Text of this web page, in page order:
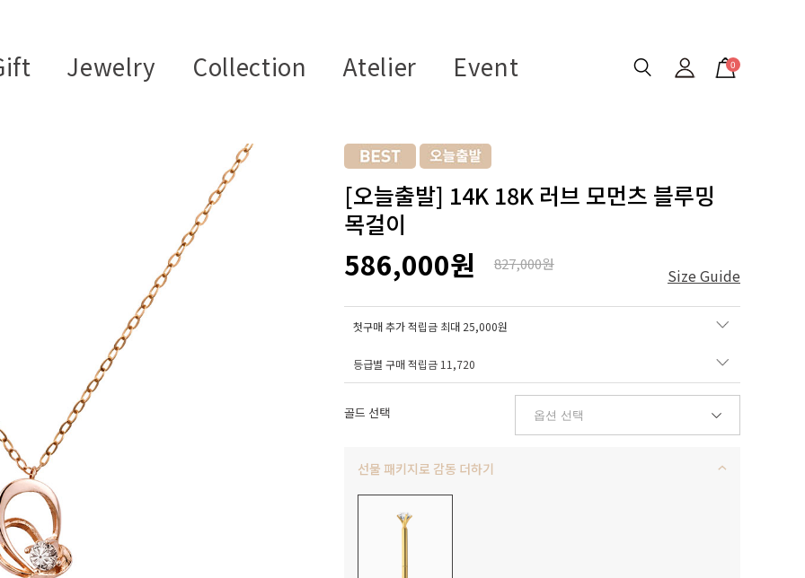
Jewelry Collection Atelier Event 0
[오늘출발] 14K 18K 러브 모먼츠 블루밍
목걸이
586,000원 827,000원
Size Guide
첫구매 추가 적립금 최대 25,000원
등급별 구매 적립금 11,720
골드 선택
선물 패키지로 감동 더하기